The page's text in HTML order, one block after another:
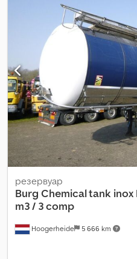
Hoogerheide 5 666 km
резервуар
Burg Chemical tank inox
m3 / 3 comp